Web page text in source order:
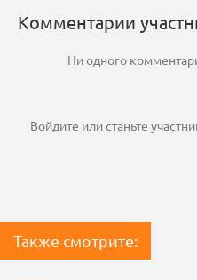
Комментарии
Ни одного
Войдите илистаньте
Также смотрите: